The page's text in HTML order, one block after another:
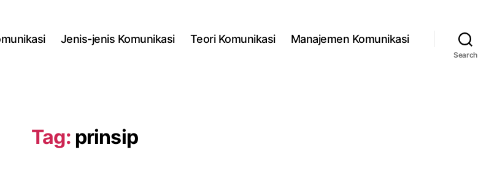
Jenis-jenis Komunikasi Teori Komunikasi Manajemen Komunikasi
Search
Tag: prinsip